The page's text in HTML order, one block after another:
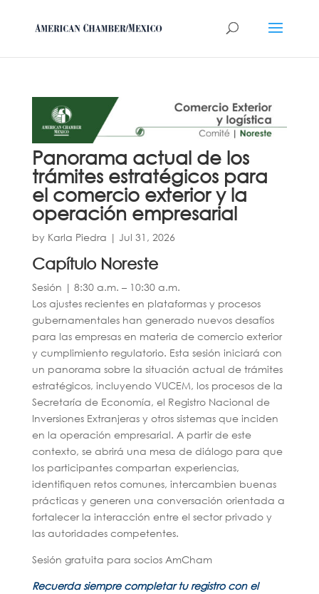
Panorama actual de los
trámites estratégicos para
el comercio exterior y la
operación empresarial
by Karla Piedra | Jul 31, 2026
Capítulo Noreste
Sesión | 8:30 a.m. – 10:30 a.m.
Los ajustes recientes en plataformas y procesos
gubernamentales han generado nuevos desafíos
para las empresas en materia de comercio exterior
y cumplimiento regulatorio. Esta sesión iniciará con
un panorama sobre la situación actual de trámites
estratégicos, incluyendo VUCEM, los procesos de la
Secretaría de Economía, el Registro Nacional de
Inversiones Extranjeras y otros sistemas que inciden
en la operación empresarial. A partir de este
contexto, se abrirá una mesa de diálogo para que
los participantes compartan experiencias,
identifiquen retos comunes, intercambien buenas
prácticas y generen una conversación orientada a
fortalecer la interacción entre el sector privado y
las autoridades competentes.
Sesión gratuita para socios AmCham
Recuerda siempre completar tu registro con el